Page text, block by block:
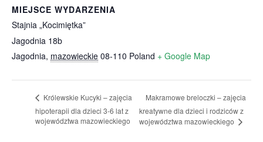
MIEJSCE WYDARZENIA
Stajnia „Kocimiętka”
Jagodnia 18b
Jagodnia, mazowieckie 08-110 Poland + Google Map
Królewskie Kucyki – zajęcia
hipoterapii dla dzieci 3-6 lat z
województwa mazowieckiego
Makramowe breloczki – zajęcia
kreatywne dla dzieci i rodziców z
województwa mazowieckiego